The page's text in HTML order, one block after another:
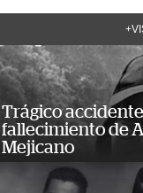
Trágico
fallecimiento de
Mejicano